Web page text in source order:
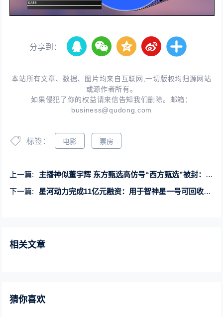
分享到：
本站所有文章、数据、图片均来自互联网,一切版权均归源网站
或源作者所有。
如果侵犯了你的权益请来信告知我们删除。邮箱：
business@qudong.com
标签： 电影 票房
上一篇:
主播神似董宇辉 东方甄选高仿号“西方甄选”被封：遭举报下线
下一篇:
星河动力完成11亿元融资：用于智神星一号可回收火箭研发 明年首飞
相关文章
猜你喜欢